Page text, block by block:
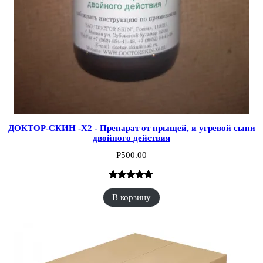
ДОКТОР-СКИН -X2 - Препарат от прыщей, и угревой сыпи
двойного действия
Р500.00
Рейтинг
5.00из 5 на
1
пользователя
В корзину